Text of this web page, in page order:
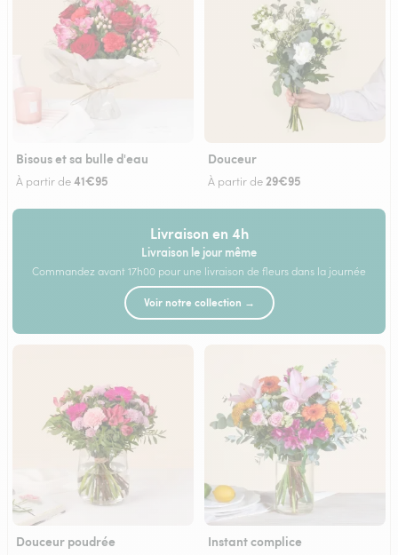
Bisous et sa bulle d'eau
À partir de41€95
Douceur
À partir de 29€95
Livraison en 4h
Livraison le jour même
Commandez avant 17h00 pour une livraison de fleurs dans la journée
Voir notre collection →
Douceur poudrée Instant complice